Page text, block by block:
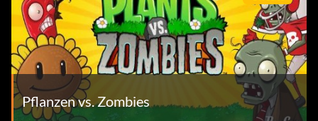
Pflanzen vs. Zombies